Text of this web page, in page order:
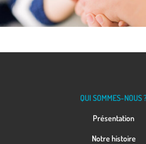
QUI SOMMES-NOUS
Présentation
Notre histoire